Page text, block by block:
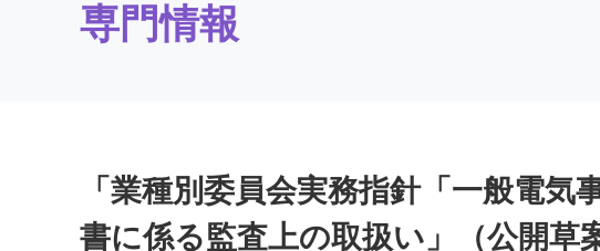
専門情報
「業種別委員会実務指針「一般電
書に係る監査上の取扱い」（公開草